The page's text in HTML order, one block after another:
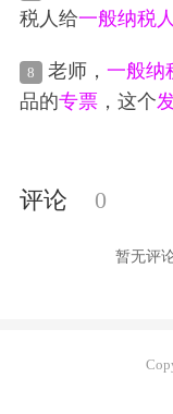
税人给一般纳税人
为一般纳税人无
？应该根据 一般
8 老师， 一般纳
品的专票，这个
评论 0
暂无评